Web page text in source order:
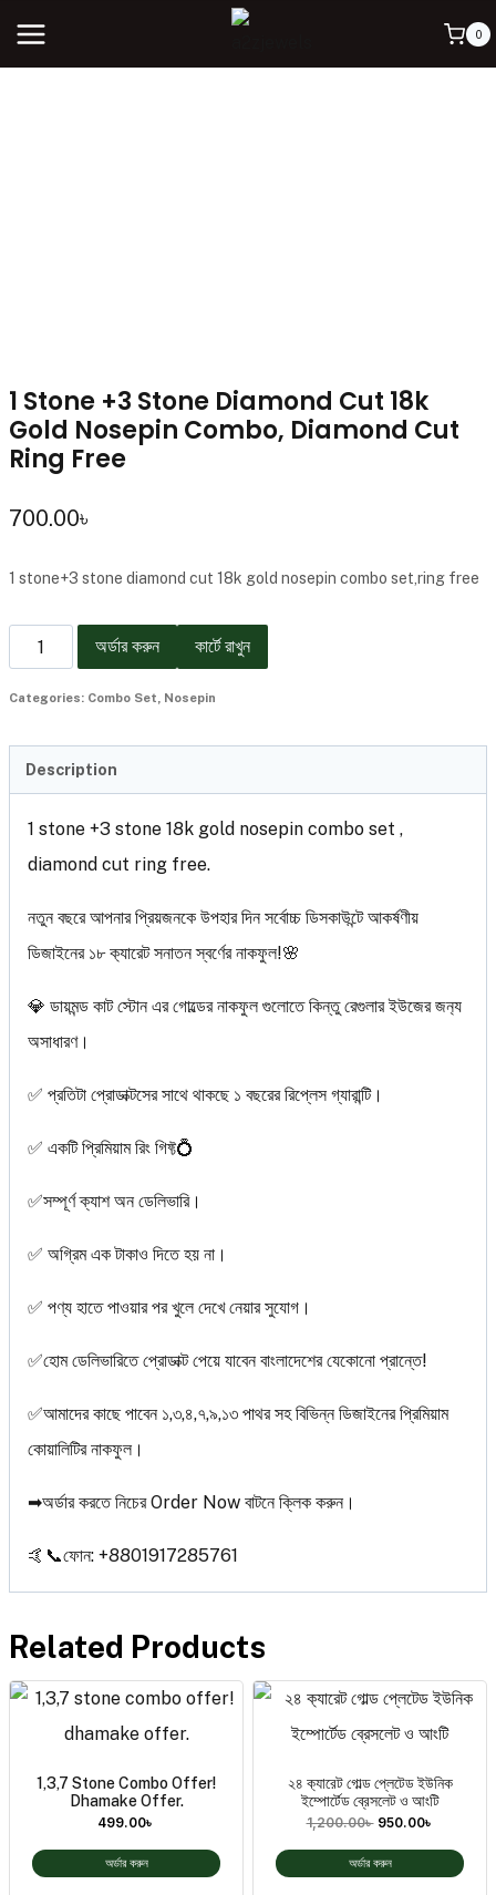
0
1 Stone +3 Stone Diamond Cut 18k
Gold Nosepin Combo, Diamond Cut
Ring Free
700.00৳
1 stone+3 stone diamond cut 18k gold nosepin combo set,ring free
অর্ডার করুন কার্টে রাখুন
Categories: Combo Set, Nosepin
Description
1 stone +3 stone 18k gold nosepin combo set ,
diamond cut ring free.
নতুন বছরে আপনার প্রিয়জনকে উপহার দিন সর্বোচ্চ ডিসকাউন্টে আকর্ষণীয়
ডিজাইনের ১৮ ক‍্যারেট সনাতন স্বর্ণের নাকফুল!🌸
💎 ডায়মন্ড কাট স্টোন এর গোল্ডের নাকফুল গুলোতে কিন্তু রেগুলার ইউজের জন‍্য
অসাধারণ।
✅ প্রতিটা প্রোডাক্টসের সাথে থাকছে ১ বছরের রিপ্লেস গ্যারান্টি।
✅ একটি প্রিমিয়াম রিং গিফ্ট💍
✅সম্পূর্ণ ক্যাশ অন ডেলিভারি।
✅ অগ্রিম এক টাকাও দিতে হয় না।
✅ পণ্য হাতে পাওয়ার পর খুলে দেখে নেয়ার সুযোগ।
✅হোম ডেলিভারিতে প্রোডাক্ট পেয়ে যাবেন বাংলাদেশের যেকোনো প্রান্তে!
✅আমাদের কাছে পাবেন ১,৩,৪,৭,৯,১৩ পাথর সহ বিভিন্ন ডিজাইনের প্রিমিয়াম
কোয়ালিটির নাকফুল।
➡অর্ডার করতে নিচের Order Now বাটনে ক্লিক করুন।
🤙📞ফোন: +8801917285761
Related Products
1,3,7 Stone Combo Offer!
Dhamake Offer.
499.00৳
অর্ডার করুন
২৪ ক‍্যারেট গোল্ড প্লেটেড ইউনিক
ইম্পোর্টেড ব্রেসলেট ও আংটি
1,200.00৳ 950.00৳
অর্ডার করুন